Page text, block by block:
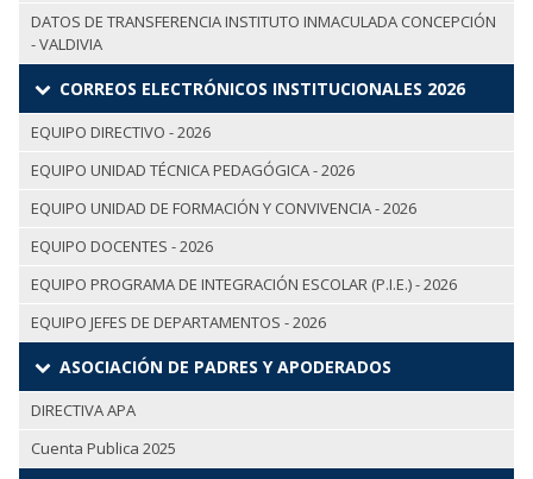
DATOS DE TRANSFERENCIA INSTITUTO INMACULADA CONCEPCIÓN
- VALDIVIA
CORREOS ELECTRÓNICOS INSTITUCIONALES 2026
EQUIPO DIRECTIVO - 2026
EQUIPO UNIDAD TÉCNICA PEDAGÓGICA - 2026
EQUIPO UNIDAD DE FORMACIÓN Y CONVIVENCIA - 2026
EQUIPO DOCENTES - 2026
EQUIPO PROGRAMA DE INTEGRACIÓN ESCOLAR (P.I.E.) - 2026
EQUIPO JEFES DE DEPARTAMENTOS - 2026
ASOCIACIÓN DE PADRES Y APODERADOS
DIRECTIVA APA
Cuenta Publica 2025